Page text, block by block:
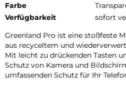
Farbe
Verfügbarkeit
sofort
Greenland Pro ist eine stoßfeste
aus recyceltem und
Mit leicht zu drückenden Tasten
Schutz von Kamera und
umfassenden Schutz für Ihr